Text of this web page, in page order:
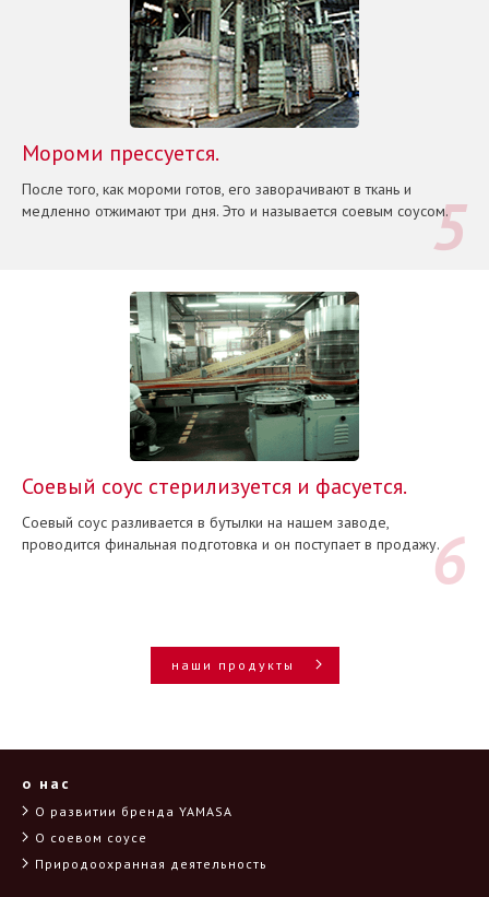
Мороми прессуется.
После того, как мороми готов, его заворачивают в ткань и
медленно отжимают три дня. Это и называется соевым соусом.
Соевый соус стерилизуется и фасуется.
Соевый соус разливается в бутылки на нашем заводе,
проводится финальная подготовка и он поступает в продажу.
наши продукты
о нас
О развитии бренда YAMASA
О соевом соусе
Природоохранная деятельность